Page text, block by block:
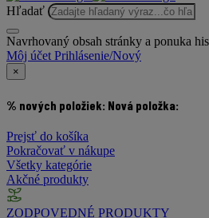
Hľadať
Navrhovaný obsah stránky a ponuka
Môj účet Prihlásenie/Nový
×
% nových položiek: Nová položka:
Prejsť do košíka
Pokračovať v nákupe
Všetky kategórie
Akčné produkty
ZODPOVEDNÉ PRODUKTY